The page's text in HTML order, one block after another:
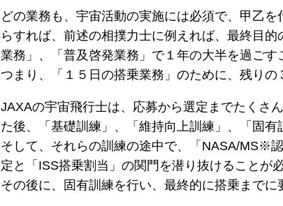
どの業務も、宇宙活動の実施には必須で、甲乙
らすれば、前述の相撲力士に例えれば、最終目
業務」、「普及啓発業務」で１年の大半を過ごす
つまり、「１５日の搭乗業務」のために、残りの
JAXAの宇宙飛行士は、応募から選定までたくさ
た後、「基礎訓練」、「維持向上訓練」、「固有
そして、それらの訓練の途中で、「NASA/MS※
定と「ISS搭乗割当」の関門を潜り抜けることが
その後に、固有訓練を行い、最終的に搭乗までに